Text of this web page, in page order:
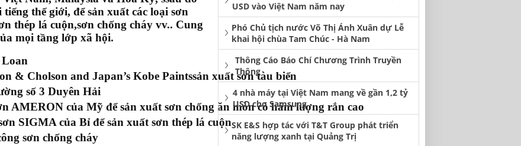
thế giới, để sản xuất các loại sơn
thép lá cuộn,sơn chống cháy vv.. Cung
mọi tầng lớp xã hội.
& Cholson and Japan’s Kobe Paintssản xuất sơn tàu biển
số 3 Duyên Hải
AMERON của Mỹ để sản xuất sơn chống ăn mòn có hàm lượng rắn cao
SIGMA của Bỉ để sản xuất sơn thép lá cuộn
sơn chống cháy
USD vào Việt Nam năm nay
Phó Chủ tịch nước Võ Thị Ánh Xuân dự Lễ
khai hội chùa Tam Chúc - Hà Nam
Thông Cáo Báo Chí Chương Trình Truyền
Thông
4 nhà máy tại Việt Nam mang về gần 1,2 tỷ
USD cho Samsung
SK E&S hợp tác với T&T Group phát triển
năng lượng xanh tại Quảng Trị